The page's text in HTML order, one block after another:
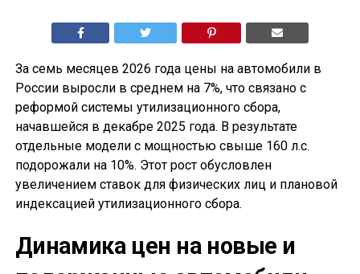
За семь месяцев 2026 года цены на автомобили в
России выросли в среднем на 7%, что связано с
реформой системы утилизационного сбора,
начавшейся в декабре 2025 года. В результате
отдельные модели с мощностью свыше 160 л.с.
подорожали на 10%. Этот рост обусловлен
увеличением ставок для физических лиц и плановой
индексацией утилизационного сбора.
Динамика цен на новые и